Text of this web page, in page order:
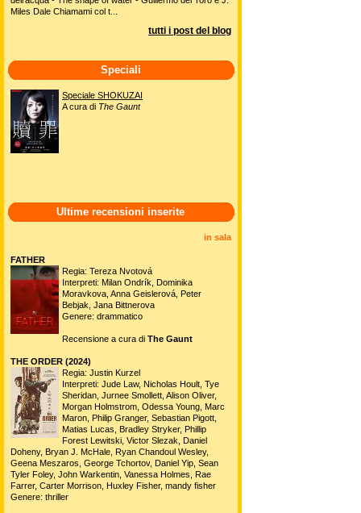
Miles Dale Chiamami col t...
tutti i post del blog
Speciali
Speciale SHOKUZAI
A cura di The Gaunt
Ultime recensioni inserite
in sala
FATHER
Regia: Tereza Nvotová
Interpreti: Milan Ondrík, Dominika
Moravkova, Anna Geislerová, Peter
Bebjak, Jana Bittnerova
Genere: drammatico
Recensione a cura di The Gaunt
THE ORDER (2024)
Regia: Justin Kurzel
Interpreti: Jude Law, Nicholas Hoult, Tye
Sheridan, Jurnee Smollett, Alison Oliver,
Morgan Holmstrom, Odessa Young, Marc
Maron, Philip Granger, Sebastian Pigott,
Matias Lucas, Bradley Stryker, Phillip
Forest Lewitski, Victor Slezak, Daniel
Doheny, Bryan J. McHale, Ryan Chandoul Wesley,
Geena Meszaros, George Tchortov, Daniel Yip, Sean
Tyler Foley, John Warkentin, Vanessa Holmes, Rae
Farrer, Carter Morrison, Huxley Fisher, mandy fisher
Genere: thriller